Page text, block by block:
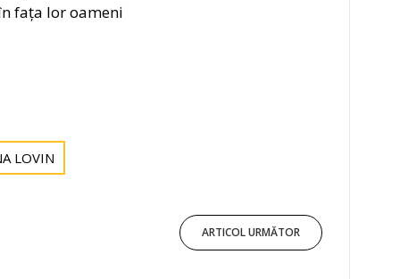
fața lor oameni
LOVIN
ARTICOL URMĂTOR